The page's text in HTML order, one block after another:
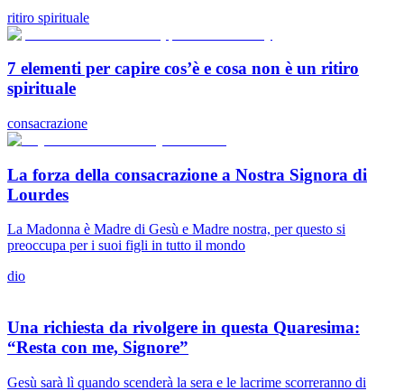
ritiro spirituale
7 elementi per capire cos’è e cosa non è un ritiro
spirituale
consacrazione
La forza della consacrazione a Nostra Signora di
Lourdes
La Madonna è Madre di Gesù e Madre nostra, per questo si
preoccupa per i suoi figli in tutto il mondo
dio
Una richiesta da rivolgere in questa Quaresima:
“Resta con me, Signore”
Gesù sarà lì quando scenderà la sera e le lacrime scorreranno di